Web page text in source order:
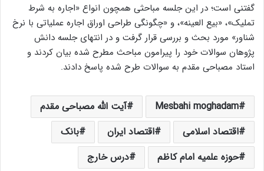
گفتنی است؛ در این جلسه مباحثی همچون انواع «اجاره به شرط
تملیک»، «بیع العینه»، و «چگونگی طراحی اوراق اجاره عملیاتی با نرخ
شناور» مورد بحث و بررسی قرار گرفت و در انتهای جلسه دانش
پژوهان سوالات خود را پیرامون مباحث مطرح شده بیان کردند و
استاد مصباحی مقدم به سوالات طرح شده پاسخ دادند.
Mesbahi moghadam
آیت الله مصباحی مقدم
اقتصاد اسلامی
اقتصاد ایران
بانک
حوزه علمیه امام کاظم
درس خارج